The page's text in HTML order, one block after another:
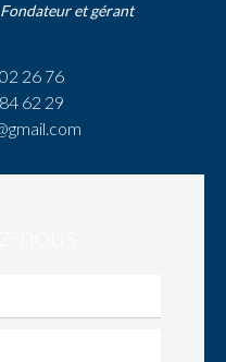
Fondateur et gérant
26 76
62 29